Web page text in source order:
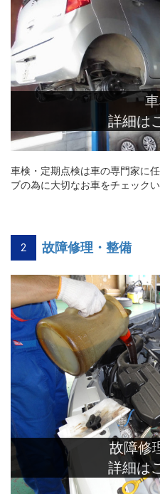
詳細は
車検・定期点検は車の専門家に
ブの為に大切なお車をチェックい
2 故障修理・整備
故障修
詳細は